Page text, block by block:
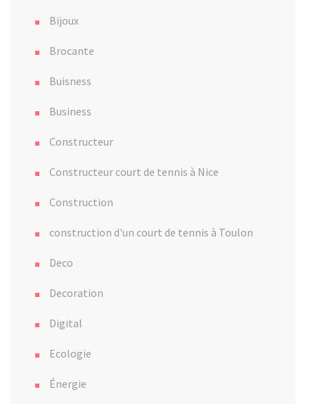
Bijoux
Brocante
Buisness
Business
Constructeur
Constructeur court de tennis à Nice
Construction
construction d'un court de tennis à Toulon
Deco
Decoration
Digital
Ecologie
Énergie